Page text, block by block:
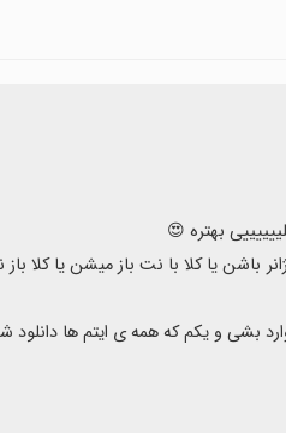
ممکن است با چالش‌های اجرایی روبه‌رو
باشن یا کلا با نت باز میشن یا کلا